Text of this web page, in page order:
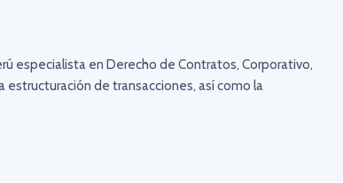
especialista en Derecho de Contratos, Corporativo,
estructuración de transacciones, así como la